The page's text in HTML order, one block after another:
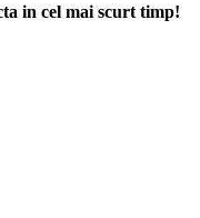
in cel mai scurt timp!